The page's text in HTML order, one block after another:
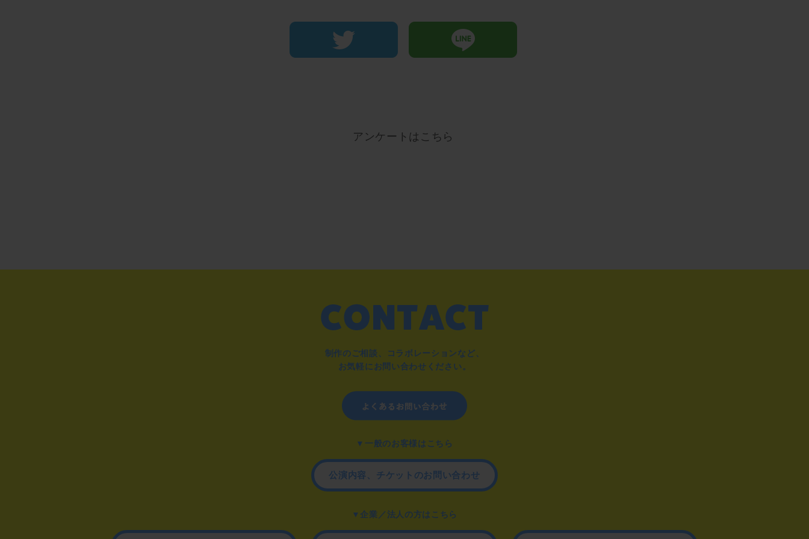
アンケートはこちら
制作のご相談、コラボレーションなど、
お気軽にお問い合わせください。
▼一般のお客様はこちら
公演内容、チケットのお問い合わせ
▼企業／法人の方はこちら